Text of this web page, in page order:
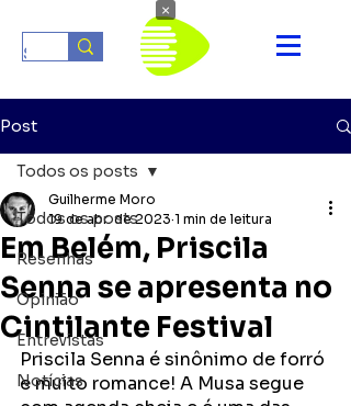
Post
Todos os posts
Resenhas
Opinião
Entrevistas
Notícias
Todos os posts
Em Belém, Priscila
Senna se apresenta no
Cintilante Festival
Guilherme Moro
19 de abr. de 2023 1 min de leitura
Priscila Senna é sinônimo de forró
e muito romance! A Musa segue
×